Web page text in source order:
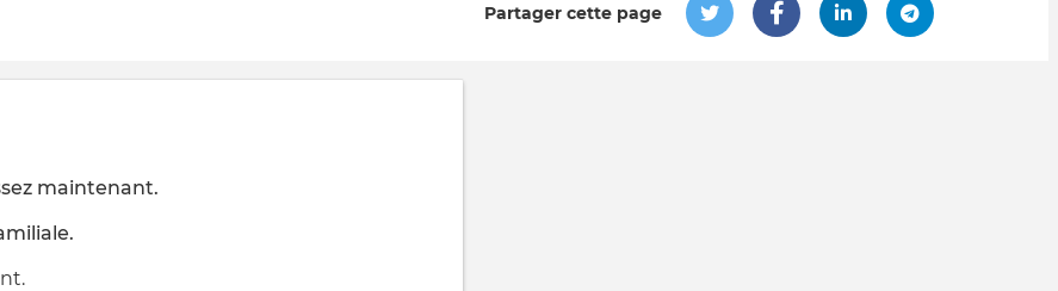
Partager cette page
maintenant.